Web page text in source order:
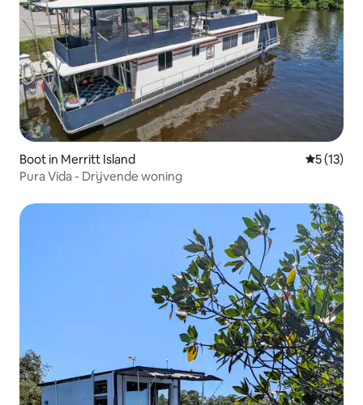
Boot in Merritt Island
5 (13)
Pura Vida - Drijvende woning